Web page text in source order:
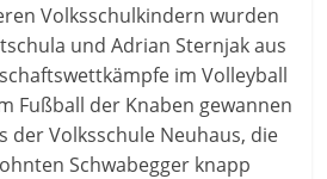
Volksschulkindern wurden
und Adrian Sternjak aus
im Volleyball
Fußball der Knaben gewannen
der Volksschule Neuhaus, die
Schwabegger knapp